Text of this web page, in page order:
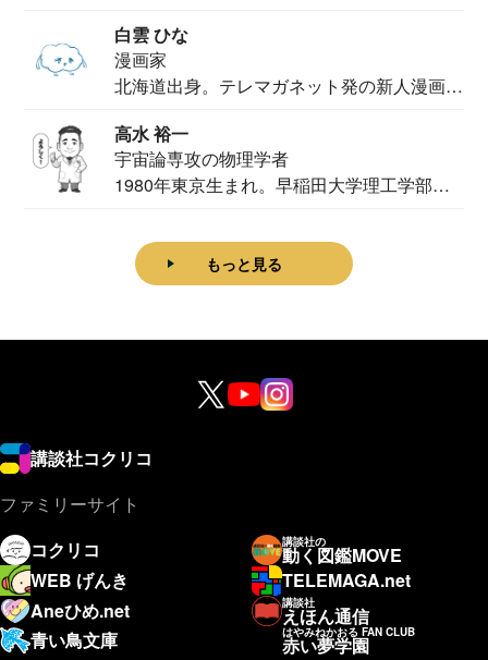
白雲 ひな
漫画家
北海道出身。テレマガネット発の新人漫画
高水 裕一
宇宙論専攻の物理学者
1980年東京生まれ。早稲田大学理工学部物
もっと見る
講談社コクリコ
ファミリーサイト
コクリコ
講談社の
動く図鑑MOVE
WEB げんき
TELEMAGA.net
Aneひめ.net
講談社
えほん通信
青い鳥文庫
はやみねかおる FAN CLUB
赤い夢学園